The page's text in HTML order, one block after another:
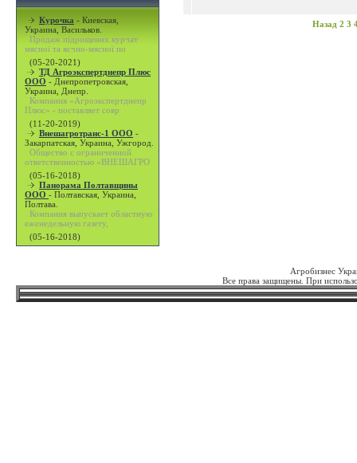
Курочка - Киевская,
Украина, Васильков.
Продаж підрощених курчат
мясної та яєчно-мясної по
(05-20-2021)
ТД Агроэкспертднепр Плюс
ООО - Днепропетровская,
Украина, Днепр.
Компания «Агроэкспертднепр
Плюс» - поставляет совр
(11-20-2019)
Внешагротранс-1 ООО -
Закарпатская, Украина, Ужгород.
Общество с ограниченной
ответственностью «ВНЕШАГРО
(05-16-2018)
Панорама Полтавщины
ООО - Полтавская, Украина,
Полтава.
Компания выпускает областную
еженедельную газету,
(05-16-2018)
Назад 2 3
Агробизнес
Все права защищены. При